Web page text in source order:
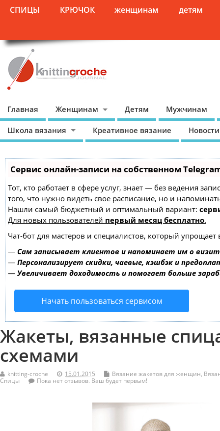
СПИЦЫ КРЮЧОК женщинам детям
Главная Женщинам Детям Мужчинам
Школа вязания Креативное вязание
Сервис онлайн-записи на собственном
Тот, кто работает в сфере услуг, знает — без ведения
того, что нужно видеть свое расписание, но и
Нашли самый бюджетный и оптимальный вариант:
Для новых пользователей первый месяц бесплатно.
Чат-бот для мастеров и специалистов, который упрощает
— Сам записывает клиентов и напоминает им о
— Персонализирует скидки, чаевые, кэшбэк и
— Увеличивает доходимость и помогает больше
Начать пользоваться сервисом
Жакеты, вязанные
схемами
knitting-croche 15.01.2015 Вязание жакетов для женщин,
Спицы
Пока нет отзывов. Ваш будет первым!